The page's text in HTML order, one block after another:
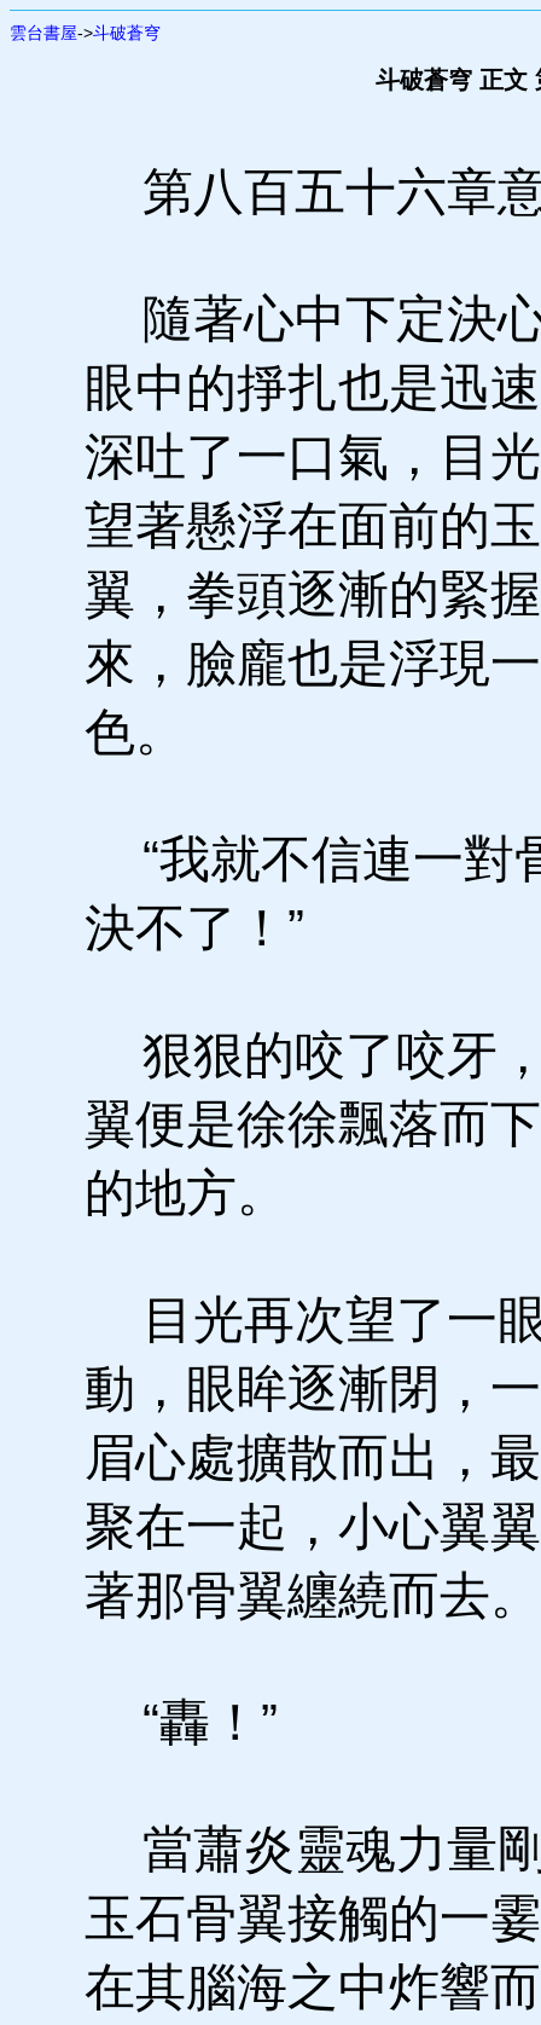
雲台書屋->斗破蒼穹
斗破蒼穹 正文
第八百五十六章
隨著心中下定決
眼中的掙扎也是迅
深吐了一口氣，目
望著懸浮在面前的
翼，拳頭逐漸的緊
來，臉龐也是浮現
色。
“我就不信連一對
決不了！”
狠狠的咬了咬牙
翼便是徐徐飄落而
的地方。
目光再次望了一
動，眼眸逐漸閉，
眉心處擴散而出，
聚在一起，小心翼
著那骨翼纏繞而去。
“轟！”
當蕭炎靈魂力量
玉石骨翼接觸的一
在其腦海之中炸響